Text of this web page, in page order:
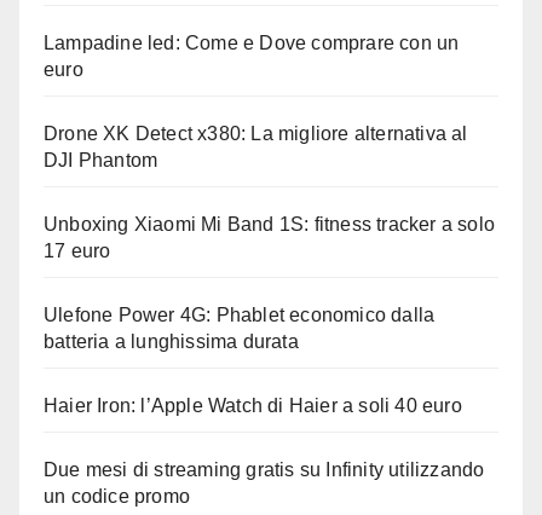
Lampadine led: Come e Dove comprare con un
euro
Drone XK Detect x380: La migliore alternativa al
DJI Phantom
Unboxing Xiaomi Mi Band 1S: fitness tracker a solo
17 euro
Ulefone Power 4G: Phablet economico dalla
batteria a lunghissima durata
Haier Iron: l’Apple Watch di Haier a soli 40 euro
Due mesi di streaming gratis su Infinity utilizzando
un codice promo